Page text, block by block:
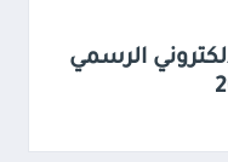
الرسمي